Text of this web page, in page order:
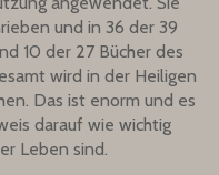
und in 36 der 39
10 der 27 Bücher des
wird in der Heiligen
Das ist enorm und es
darauf wie wichtig
Leben sind.